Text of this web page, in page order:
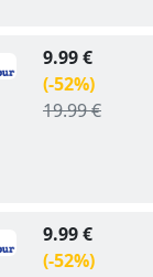
9.99 €
(-52%)
19.99 €
9.99 €
(-52%)